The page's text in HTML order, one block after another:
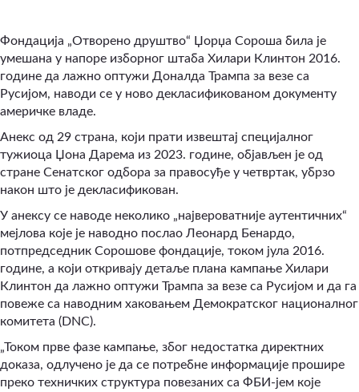
Фондација „Отворено друштво“ Џорџа Сороша била је
умешана у напоре изборног штаба Хилари Клинтон 2016.
године да лажно оптужи Доналда Трампа за везе са
Русијом, наводи се у ново декласификованом документу
америчке владе.
Анекс од 29 страна, који прати извештај специјалног
тужиоца Џона Дарема из 2023. године, објављен је од
стране Сенатског одбора за правосуђе у четвртак, убрзо
након што је декласификован.
У анексу се наводе неколико „највероватније аутентичних“
мејлова које је наводно послао Леонард Бенардо,
потпредседник Сорошове фондације, током јула 2016.
године, а који откривају детаље плана кампање Хилари
Клинтон да лажно оптужи Трампа за везе са Русијом и да га
повеже са наводним хаковањем Демократског националног
комитета (DNC).
„Током прве фазе кампање, због недостатка директних
доказа, одлучено је да се потребне информације прошире
преко техничких структура повезаних са ФБИ-јем које